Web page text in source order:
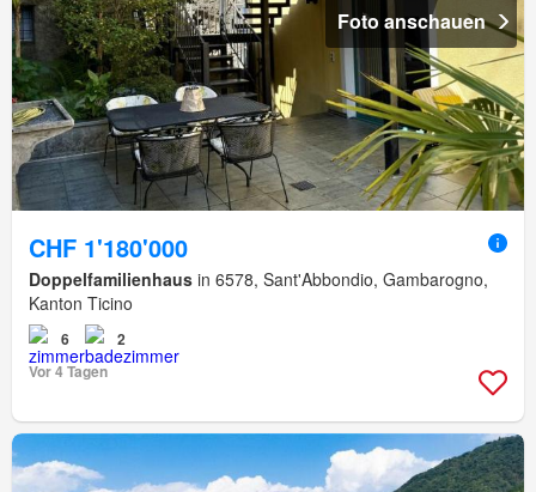
Foto anschauen
CHF 1'180'000
Doppelfamilienhaus in 6578, Sant'Abbondio, Gambarogno,
Kanton Ticino
6
2
Vor 4 Tagen